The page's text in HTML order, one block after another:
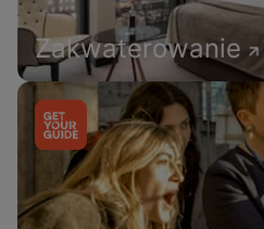
Zakwaterowanie